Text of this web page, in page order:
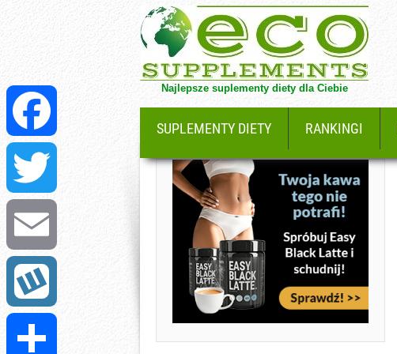
Najlepsze suplementy diety dla Ciebie
SUPLEMENTY DIETY RANKINGI
Facebook
Twitter
Email